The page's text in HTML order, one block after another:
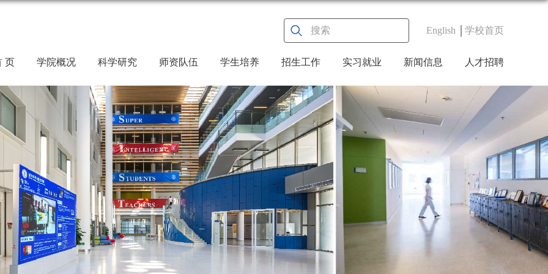
English 学校首页
页 学院概况 科学研究 师资队伍 学生培养 招生工作 实习就业 新闻信息 人才招聘